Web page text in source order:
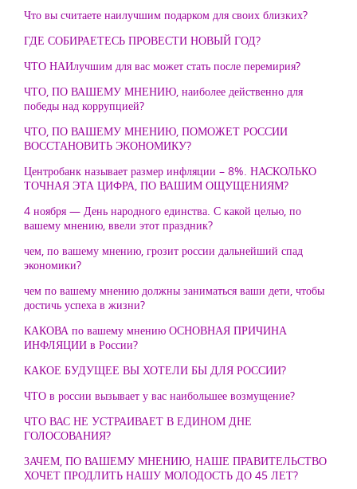
Что вы считаете наилучшим подарком для своих близких?
ГДЕ СОБИРАЕТЕСЬ ПРОВЕСТИ НОВЫЙ ГОД?
ЧТО НАИлучшим для вас может стать после перемирия?
ЧТО, ПО ВАШЕМУ МНЕНИЮ, наиболее действенно для
победы над коррупцией?
ЧТО, ПО ВАШЕМУ МНЕНИЮ, ПОМОЖЕТ РОССИИ
ВОССТАНОВИТЬ ЭКОНОМИКУ?
Центробанк называет размер инфляции – 8%. НАСКОЛЬКО
ТОЧНАЯ ЭТА ЦИФРА, ПО ВАШИМ ОЩУЩЕНИЯМ?
4 ноября — День народного единства. С какой целью, по
вашему мнению, ввели этот праздник?
чем, по вашему мнению, грозит россии дальнейший спад
экономики?
чем по вашему мнению должны заниматься ваши дети, чтобы
достичь успеха в жизни?
КАКОВА по вашему мнению ОСНОВНАЯ ПРИЧИНА
ИНФЛЯЦИИ в России?
КАКОЕ БУДУЩЕЕ ВЫ ХОТЕЛИ БЫ ДЛЯ РОССИИ?
ЧТО в россии вызывает у вас наибольшее возмущение?
ЧТО ВАС НЕ УСТРАИВАЕТ В ЕДИНОМ ДНЕ
ГОЛОСОВАНИЯ?
ЗАЧЕМ, ПО ВАШЕМУ МНЕНИЮ, НАШЕ ПРАВИТЕЛЬСТВО
ХОЧЕТ ПРОДЛИТЬ НАШУ МОЛОДОСТЬ ДО 45 ЛЕТ?